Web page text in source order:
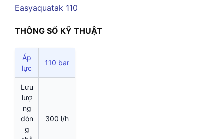
THÔNG SỐ KỸ THUẬT
Áp
lực
110 bar
Lưu
lượ
ng
dòn
g
300 l/h